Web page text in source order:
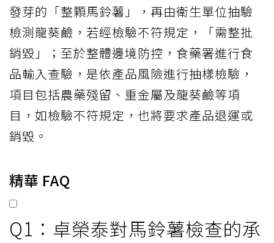
發芽的「整顆馬鈴薯」，再由衛生單位抽驗
檢測龍葵鹼，若經檢驗不符規定，「需整批
銷毀」；至於整體邊境防控，食藥署進行食
品輸入查驗，是依產品風險進行抽樣檢驗，
項目包括農藥殘留、重金屬及龍葵鹼等項
目，如檢驗不符規定，也將要求產品退運或
銷毀。
精華 FAQ
Q1：卓榮泰對馬鈴薯檢查的承